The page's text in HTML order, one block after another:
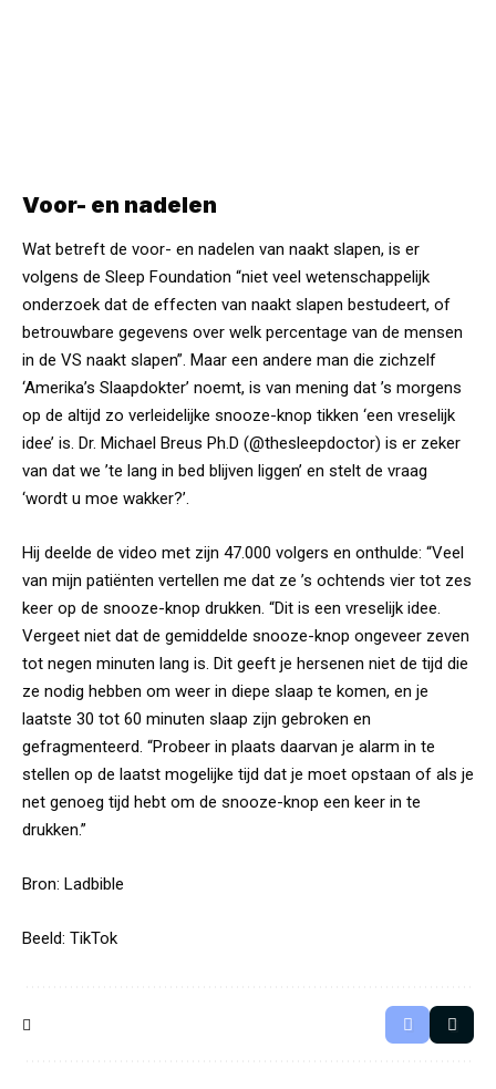
Voor- en nadelen
Wat betreft de voor- en nadelen van naakt slapen, is er
volgens de Sleep Foundation “niet veel wetenschappelijk
onderzoek dat de effecten van naakt slapen bestudeert, of
betrouwbare gegevens over welk percentage van de mensen
in de VS naakt slapen”. Maar een andere man die zichzelf
‘Amerika’s Slaapdokter’ noemt, is van mening dat ’s morgens
op de altijd zo verleidelijke snooze-knop tikken ‘een vreselijk
idee’ is. Dr. Michael Breus Ph.D (@thesleepdoctor) is er zeker
van dat we ’te lang in bed blijven liggen’ en stelt de vraag
‘wordt u moe wakker?’.
Hij deelde de video met zijn 47.000 volgers en onthulde: “Veel
van mijn patiënten vertellen me dat ze ’s ochtends vier tot zes
keer op de snooze-knop drukken. “Dit is een vreselijk idee.
Vergeet niet dat de gemiddelde snooze-knop ongeveer zeven
tot negen minuten lang is. Dit geeft je hersenen niet de tijd die
ze nodig hebben om weer in diepe slaap te komen, en je
laatste 30 tot 60 minuten slaap zijn gebroken en
gefragmenteerd. “Probeer in plaats daarvan je alarm in te
stellen op de laatst mogelijke tijd dat je moet opstaan of als je
net genoeg tijd hebt om de snooze-knop een keer in te
drukken.”
Bron: Ladbible
Beeld: TikTok